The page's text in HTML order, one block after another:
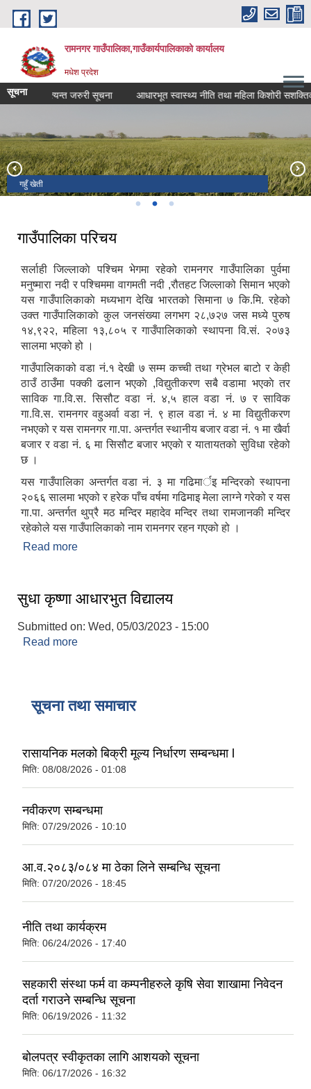
Skip to main content
रामनगर गाउँपालिका,गाउँकार्यपालिकाको कार्यालय
मधेश प्रदेश
सूचना अत्यन्त जरुरी सूचना
अमरनाथ शिव मन्दिर वडा नं ५
गहुँ खेती
गाउँपालिका परिचय
सर्लाही जिल्लाकाे पश्चिम भेगमा रहेको रामनगर गाउँपालिका पुर्वमा
मनुष्मारा नदी र पश्चिममा वागमती नदी ,रौतहट जिल्लाको सिमान भएको
यस गाउँपालिकाकाे मध्यभाग देखि भारतको सिमाना ७ कि.मि. रहेको
उक्त गाउँपालिकाकाे कुल जनसंख्या लगभग २८,७२७ जस मध्ये पुरुष
१४,९२२, महिला १३,८०५ र गाउँपालिकाको स्थापना वि.सं. २०७३
सालमा भएको हो ।
गाउँपालिकाको वडा नं.१ देखी ७ सम्म कच्ची तथा ग्रेभल बाटो र केही
ठाउँ ठाउँमा पक्की ढलान भएकाे ,विद्युतीकरण सबै वडामा भएकाे तर
साविक गा‍.वि.स. सिसौट वडा नं. ४,५ हाल वडा न‌ं. ७ र साविक
गा.वि.स. रामनगर वहुअर्वा वडा नं. ९ हाल वडा नं. ४ मा विद्युतीकरण
नभएको र यस रामनगर गा.पा. अन्तर्गत स्थानीय बजार वडा नं. १ मा खैर्वा
बजार र वडा नं. ६ मा सिसौट बजार भएकाे र यातायतको सुविधा रहेको
छ ।
यस गाउँपालिका अन्तर्गत वडा नं. ३ मा गढिमार्इ मन्दिरको स्थापना
२०६६ सालमा भएको र हरेक पाँच वर्षमा गढिमाइ मेला लाग्ने गरेको र यस
गा.पा. अन्तर्गत थुप्रै मठ मन्दिर महादेव मन्दिर तथा रामजानकी मन्दिर
रहेकोले यस गाउँपालिकाको नाम रामनगर रहन गएको हो ।
Read more
सुधा कृष्णा आधारभुत विद्यालय
Submitted on: Wed, 05/03/2023 - 15:00
Read more
सूचना तथा समाचार
रासायनिक मलको बिक्री मूल्य निर्धारण सम्बन्धमा l
मिति: 08/08/2026 - 01:08
नवीकरण सम्बन्धमा
मिति: 07/29/2026 - 10:10
आ.व.२०८३/०८४ मा ठेका लिने सम्बन्धि सूचना
मिति: 07/20/2026 - 18:45
नीति तथा कार्यक्रम
मिति: 06/24/2026 - 17:40
सहकारी संस्था फर्म वा कम्पनीहरुले कृषि सेवा शाखामा निवेदन
दर्ता गराउने सम्बन्धि सूचना
मिति: 06/19/2026 - 11:32
बोलपत्र स्वीकृतका लागि आशयको सूचना
मिति: 06/17/2026 - 16:32